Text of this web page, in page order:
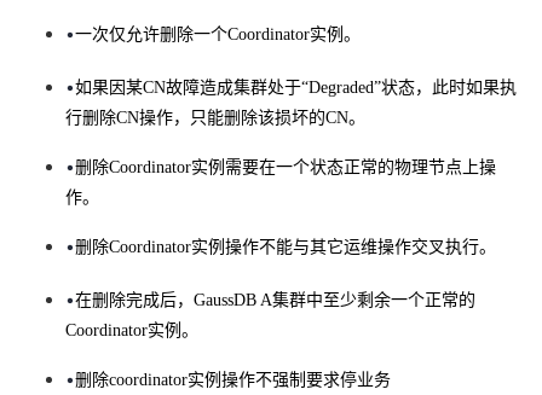
•一次仅允许删除一个Coordinator实例。
•如果因某CN故障造成集群处于“Degraded”状态，此时如果执
行删除CN操作，只能删除该损坏的CN。
•删除Coordinator实例需要在一个状态正常的物理节点上操
作。
•删除Coordinator实例操作不能与其它运维操作交叉执行。
•在删除完成后， GaussDB A集群中至少剩余一个正常的
Coordinator实例。
•删除coordinator实例操作不强制要求停业务